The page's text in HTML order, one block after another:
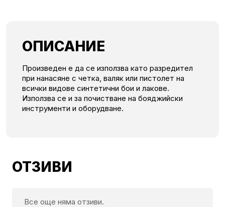
ОПИСАНИЕ
Произведен е да се използва като разредител
при нанасяне с четка, валяк или пистолет на
всички видове синтетични бои и лакове.
Използва се и за почистване на бояджийски
инструменти и оборудване.
ОТЗИВИ
Все още няма отзиви.